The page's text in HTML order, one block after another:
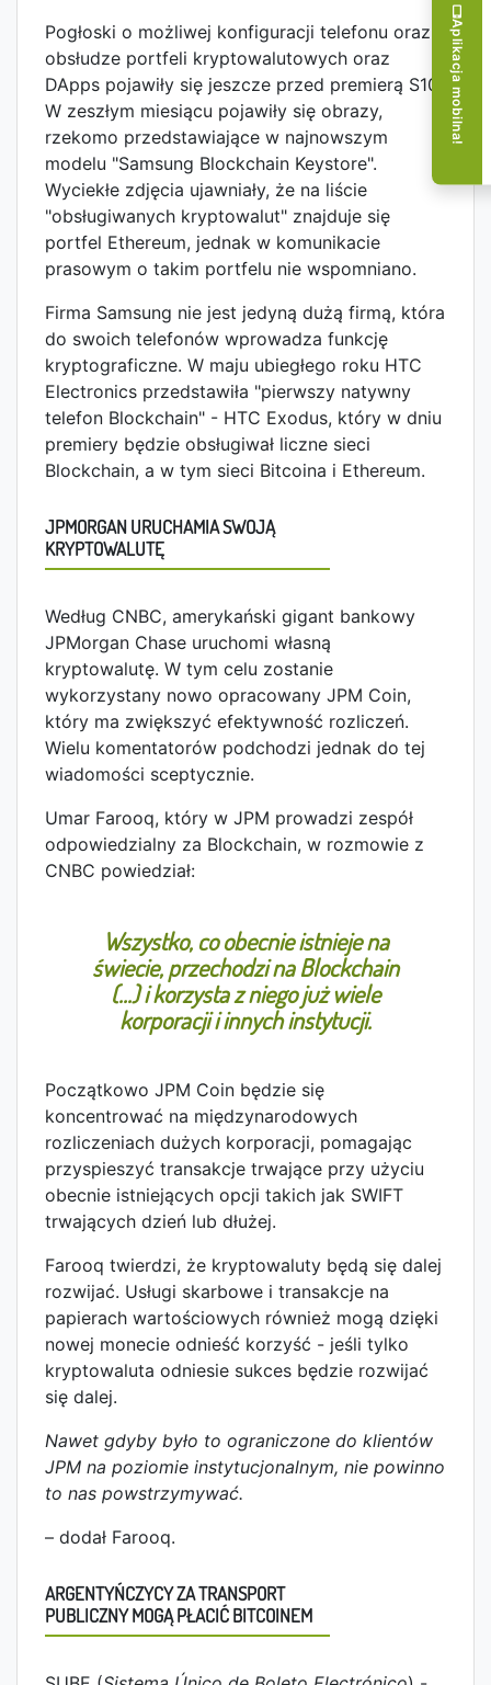
Pogłoski o możliwej konfiguracji telefonu oraz
obsłudze portfeli kryptowalutowych oraz
DApps pojawiły się jeszcze przed premierą S10.
W zeszłym miesiącu pojawiły się obrazy,
rzekomo przedstawiające w najnowszym
modelu "Samsung Blockchain Keystore".
Wyciekłe zdjęcia ujawniały, że na liście
"obsługiwanych kryptowalut" znajduje się
portfel Ethereum, jednak w komunikacie
prasowym o takim portfelu nie wspomniano.
Firma Samsung nie jest jedyną dużą firmą, która
do swoich telefonów wprowadza funkcję
kryptograficzne. W maju ubiegłego roku HTC
Electronics przedstawiła "pierwszy natywny
telefon Blockchain" - HTC Exodus, który w dniu
premiery będzie obsługiwał liczne sieci
Blockchain, a w tym sieci Bitcoina i Ethereum.
JPMORGAN URUCHAMIA SWOJĄ
KRYPTOWALUTĘ
Według CNBC, amerykański gigant bankowy
JPMorgan Chase uruchomi własną
kryptowalutę. W tym celu zostanie
wykorzystany nowo opracowany JPM Coin,
który ma zwiększyć efektywność rozliczeń.
Wielu komentatorów podchodzi jednak do tej
wiadomości sceptycznie.
Umar Farooq, który w JPM prowadzi zespół
odpowiedzialny za Blockchain, w rozmowie z
CNBC powiedział:
Wszystko, co obecnie istnieje na
świecie, przechodzi na Blockchain
(…) i korzysta z niego już wiele
korporacji i innych instytucji.
Początkowo JPM Coin będzie się
koncentrować na międzynarodowych
rozliczeniach dużych korporacji, pomagając
przyspieszyć transakcje trwające przy użyciu
obecnie istniejących opcji takich jak SWIFT
trwających dzień lub dłużej.
Farooq twierdzi, że kryptowaluty będą się dalej
rozwijać. Usługi skarbowe i transakcje na
papierach wartościowych również mogą dzięki
nowej monecie odnieść korzyść - jeśli tylko
kryptowaluta odniesie sukces będzie rozwijać
się dalej.
Nawet gdyby było to ograniczone do klientów
JPM na poziomie instytucjonalnym, nie powinno
to nas powstrzymywać.
– dodał Farooq.
ARGENTYŃCZYCY ZA TRANSPORT
PUBLICZNY MOGĄ PŁACIĆ BITCOINEM
Aplikacja mobilna!